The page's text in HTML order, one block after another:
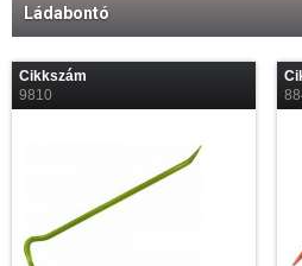
Ládabontó
Cikkszám
9810